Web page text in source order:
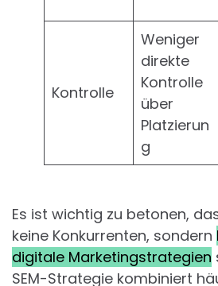
Kontrolle
Weniger
direkte
Kontrolle
über
Platzierun
g
Es ist wichtig zu betonen,
keine Konkurrenten, sondern
digitale Marketingstrategien
SEM-Strategie kombiniert